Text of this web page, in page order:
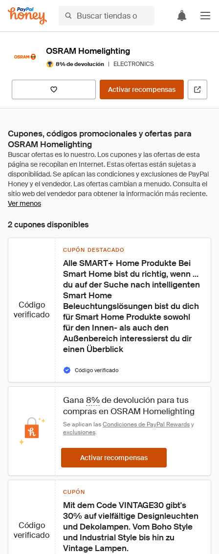
OSRAM Homelighting
8% de devolución | ELECTRONICS
Activar recompensas
Cupones, códigos promocionales y ofertas para
OSRAM Homelighting
Ver menos
2 cupones disponibles
Código
verificado
CUPÓN DESTACADO
Alle SMART+ Home Produkte Bei
Smart Home bist du richtig, wenn ...
du auf der Suche nach intelligenten
Smart Home
Beleuchtungslösungen bist du dich
für Smart Home Produkte sowohl
für den Innen- als auch den
Außenbereich interessierst du dir
einen Überblick
Código verificado
Gana 8% de devolución para tus
compras en OSRAM Homelighting
Se aplican las Condiciones de PayPal Rewards y
exclusiones.
Activar recompensas
Código
verificado
CUPÓN
Mit dem Code VINTAGE30 gibt's
30% auf vielfältige Designleuchten
und Dekolampen. Vom Boho Style
und Industrial Style bis hin zu
Vintage Lampen.